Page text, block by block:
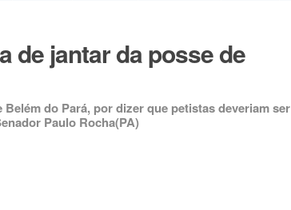
de jantar da posse de
do Pará, por dizer que petistas deveriam ser
Paulo Rocha(PA)